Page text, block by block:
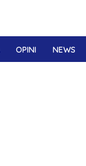
OPINI NEWS